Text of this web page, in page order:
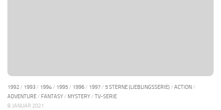
1992/ 1993/ 1994/ 1995/ 1996/ 1997/ 5 STERNE (LIEBLINGSSERIE)/ ACTION/
ADVENTURE/ FANTASY/ MYSTERY/ TV-SERIE
8. JANUAR 2021